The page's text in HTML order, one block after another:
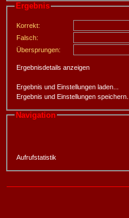
Ergebnis
Korrekt:
Falsch:
Übersprungen:
Ergebnisdetails anzeigen
Ergebnis und Einstellungen laden...
Ergebnis und Einstellungen speichern...
Navigation
Aufrufstatistik